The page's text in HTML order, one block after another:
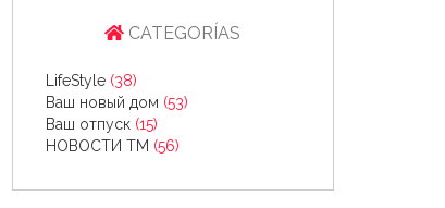
CATEGORÍAS
LifeStyle (38)
Ваш новый дом (53)
Ваш отпуск (15)
НОВОСТИ ТМ (56)